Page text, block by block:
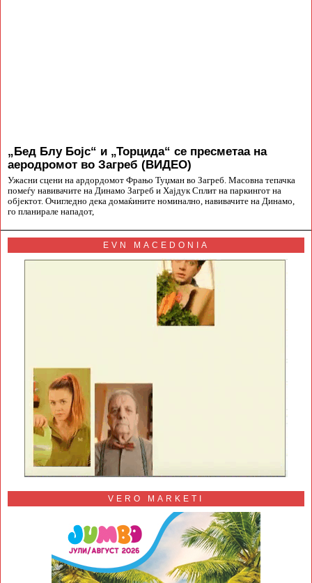
„Бед Блу Бојс“ и „Торцида“ се пресметаа на
аеродромот во Загреб (ВИДЕО)
Ужасни сцени на ардордомот Фрањо Туџман во Загреб. Масовна тепачка
помеѓу навивачите на Динамо Загреб и Хајдук Сплит на паркингот на
објектот. Очигледно дека домаќините номинално, навивачите на Динамо,
го планирале нападот,
EVN MACEDONIA
VERO MARKETI